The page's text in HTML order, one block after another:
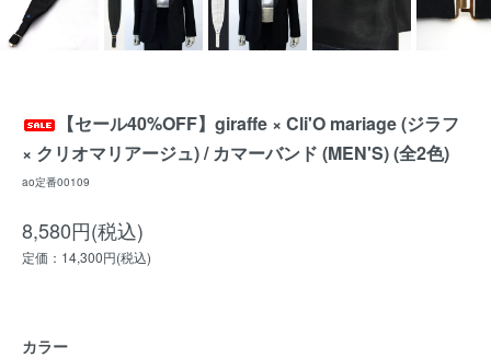
【セール40%OFF】giraffe × Cli'O mariage (ジラフ
× クリオマリアージュ) / カマーバンド (MEN'S) (全2色)
ao定番00109
8,580円(税込)
定価：14,300円(税込)
カラー